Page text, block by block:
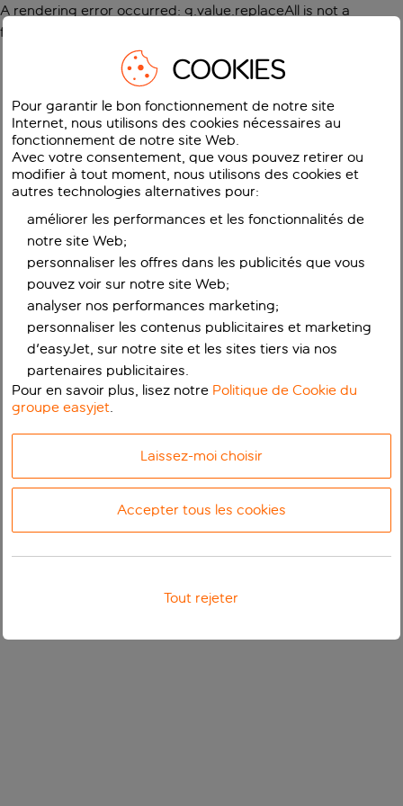
A rendering error occurred: g.value.replaceAll is not a
function
COOKIES
Pour garantir le bon fonctionnement de notre site
Internet, nous utilisons des cookies nécessaires au
fonctionnement de notre site Web.
Avec votre consentement, que vous pouvez retirer ou
modifier à tout moment, nous utilisons des cookies et
autres technologies alternatives pour:
améliorer les performances et les fonctionnalités de
notre site Web;
personnaliser les offres dans les publicités que vous
pouvez voir sur notre site Web;
analyser nos performances marketing;
personnaliser les contenus publicitaires et marketing
d'easyJet, sur notre site et les sites tiers via nos
partenaires publicitaires.
Pour en savoir plus, lisez notre Politique de Cookie du
groupe easyjet.
Laissez-moi choisir
Accepter tous les cookies
Tout rejeter